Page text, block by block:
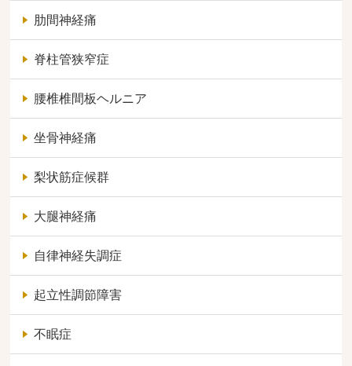
肋間神経痛
脊柱管狭窄症
腰椎椎間板ヘルニア
坐骨神経痛
梨状筋症候群
大腿神経痛
自律神経失調症
起立性調節障害
不眠症